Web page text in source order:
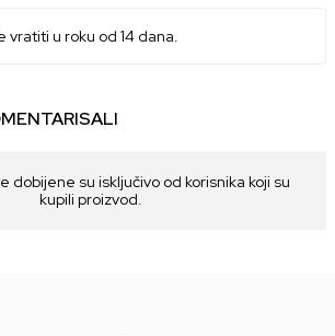
vratiti u roku od 14 dana.
dobijene su isključivo od korisnika koji su
kupili proizvod.